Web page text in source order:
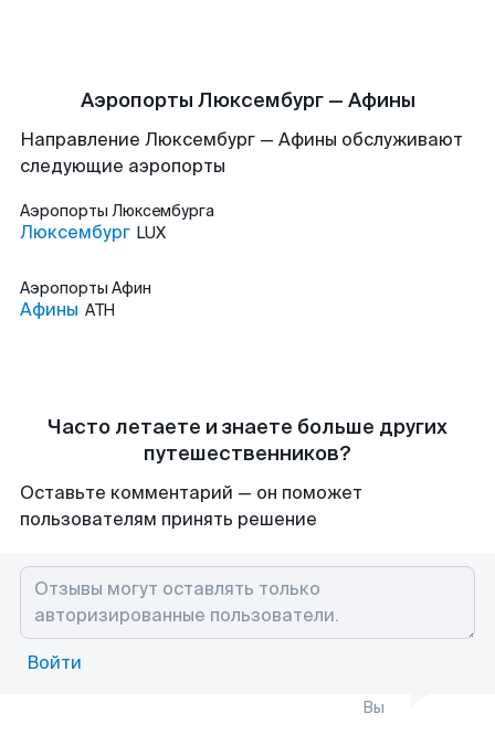
Аэропорты Люксембург — Афины
Направление Люксембург — Афины обслуживают
следующие аэропорты
Аэропорты Люксембурга
Люксембург LUX
Аэропорты Афин
Афины ATH
Часто летаете и знаете больше других
путешественников?
Оставьте комментарий — он поможет
пользователям принять решение
Войти
Вы